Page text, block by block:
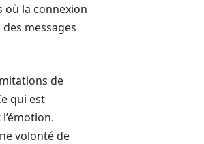
où la connexion
messages
de
qui est
volonté de